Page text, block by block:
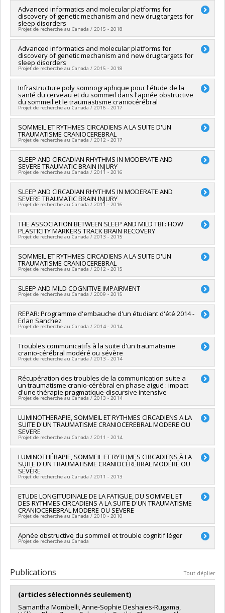
Québec - Santé (FRSQ)
Programmes de subvention :
PVXXXXXX-Volet 1 - Consortium
pour le développement de la recherche en traumatologie
Chercheur principal :Nadia Gosselin
Co-chercheurs :Jacques-Yves Montplaisir,Jean-François
Gagnon,Louis De Beaumont Jean-Paul Soucy
Gauthier
Sources de financement : IRSC/Instituts de recherche en
santé du Canada
Programmes de subvention :
fonctionnement incluant les subventions de fonctionnement
programmatiques (général)
Advanced informatics and molecular platforms for
discovery of genetic mechanism and new drug targets for
sleep disorders
Projet de recherche au Canada / 2015 - 2018
Chercheur principal :Simon C. Warby
Co-chercheurs :Nadia Gosselin
Sources de financement :MSSS/Ministère de la Santé et des
Services sociaux
Programmes de subvention :
Advanced informatics and molecular platforms for
discovery of genetic mechanism and new drug targets for
sleep disorders
Projet de recherche au Canada / 2015 - 2018
Chercheur principal :Simon C. Warby
Co-chercheurs : Nadia Gosselin
Sources de financement :FCI/Fondation canadienne pour
l'innovation
Programmes de subvention :PVXXXXXX-Fonds des leaders
Infrastructure poly somnographique pour l'étude de la
santé du cerveau et du sommeil dans l'apnée obstructive
du sommeil et le traumastisme craniocérébral
Projet de recherche au Canada / 2016 - 2017
Chercheur principal : Nadia Gosselin
Sources de financement :MSSS/Ministère de la Santé et des
Services sociaux
SOMMEIL ET RYTHMES CIRCADIENS A LA SUITE D'UN
TRAUMATISME CRANIOCEREBRAL
Projet de recherche au Canada / 2012 - 2017
Chercheur principal :Nadia Gosselin
Sources de financement : FRQS/Fonds de recherche du
Québec - Santé (FRSQ)
chercheur-boursier : Junior 1
SLEEP AND CIRCADIAN RHYTHMS IN MODERATE AND
SEVERE TRAUMATIC BRAIN INJURY
Projet de recherche au Canada / 2011 - 2016
Chercheur principal :Nadia Gosselin
SLEEP AND CIRCADIAN RHYTHMS IN MODERATE AND
SEVERE TRAUMATIC BRAIN INJURY
Projet de recherche au Canada / 2011 - 2016
Chercheur principal :Nadia Gosselin
Co-chercheurs :Marie Dumont,Francis Bernard
Menon
santé du Canada
Programmes de subvention : PVXX5647-(MOP) Subvention de
fonctionnement incluant les subventions de fonctionnement
programmatiques (général)
THE ASSOCIATION BETWEEN SLEEP AND MILD TBI : HOW
PLASTICITY MARKERS TRACK BRAIN RECOVERY
Projet de recherche au Canada / 2013 - 2015
Chercheur principal : Valérie Mongrain
Co-chercheurs :Julie Carrier,Nadia Gosselin
Sources de financement :
Programmes de subvention :PVXXXXXX-(SVB) Subvention
catalyseur: équité en matière de santé
SOMMEIL ET RYTHMES CIRCADIENS A LA SUITE D'UN
TRAUMATISME CRANIOCEREBRAL
Projet de recherche au Canada / 2012 - 2015
Chercheur principal :Nadia Gosselin
Sources de financement :FRQS/Fonds de recherche du
Québec - Santé (FRSQ)
Programmes de subvention :PVXXXXXX-Établissement de
jeunes chercheurs Juniors 1
SLEEP AND MILD COGNITIVE IMPAIRMENT
Projet de recherche au Canada / 2009 - 2015
Chercheur principal :Jacques-Yves Montplaisir
Co-chercheurs :
Monchi
santé du Canada
Programmes de subvention : PVXX5647-(MOP) Subvention de
fonctionnement incluant les subventions de fonctionnement
programmatiques (général)
REPAR: Programme d'embauche d'un étudiant d'été 2014 -
Erlan Sanchez
Projet de recherche au Canada / 2014 - 2014
Chercheur principal :Nadia Gosselin
Sources de financement :FRQS/Fonds de recherche du
Québec - Santé (FRSQ)
thématiques de recherche
Troubles communicatifs à la suite d'un traumatisme
cranio-cérébral modéré ou sévère
Projet de recherche au Canada / 2013 - 2014
Chercheur principal :Karine Marcotte
Co-chercheurs : Nadia Gosselin
Sources de financement :FRQS/Fonds de recherche du
Québec - Santé (FRSQ)
Programmes de subvention :PVXXXXXX-Volet 1 - Consortium
pour le développement de la recherche en traumatologie
Récupération des troubles de la communication suite a
un traumatisme cranio-cérébral en phase aiguë : impact
d'une thérapie pragmatique-discursive intensive
Projet de recherche au Canada / 2013 - 2014
Chercheur principal : Karine Marcotte
Co-chercheurs :Yves Joanette,Nadia Gosselin
Sources de financement :FRQS/Fonds de recherche du
Québec - Santé (FRSQ)
Programmes de subvention :PVXXXXXX-Réseaux
thématiques de recherche
LUMINOTHERAPIE, SOMMEIL ET RYTHMES CIRCADIENS A LA
SUITE D'UN TRAUMATISME CRANIOCEREBRAL MODERE OU
SEVERE
Projet de recherche au Canada / 2011 - 2014
Chercheur principal : Nadia Gosselin
Co-chercheurs :Marie Dumont,Francis Bernard,Carolina
Bottari
Sources de financement :FRQS/Fonds de recherche du
Québec - Santé (FRSQ)
Programmes de subvention : PVXXXXXX-Recherches cliniques
LUMINOTHÉRAPIE, SOMMEIL ET RYTHMES CIRCADIENS À LA
SUITE D'UN TRAUMATISME CRANIOCÉRÉBRAL MODÉRÉ OU
SÉVÈRE
Projet de recherche au Canada / 2011 - 2013
Chercheur principal : Nadia Gosselin
ETUDE LONGITUDINALE DE LA FATIGUE, DU SOMMEIL ET
DES RYTHMES CIRCADIENS A LA SUITE D'UN TRAUMATISME
CRANIOCEREBRAL MODERE OU SEVERE
Projet de recherche au Canada / 2010 - 2010
Chercheur principal :Nadia Gosselin
Apnée obstructive du sommeil et trouble cognitif léger
Projet de recherche au Canada
Publications Tout déplier
(articles sélectionnés seulement)
Samantha Mombelli, Anne-Sophie Deshaies-Rugama,